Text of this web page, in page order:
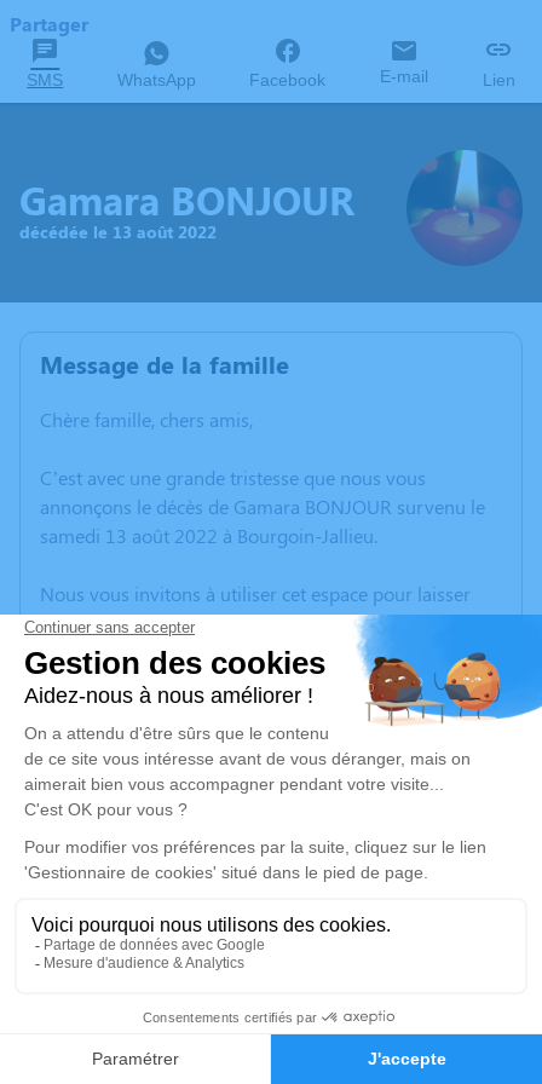
Faire-part Hommages
Partager
SMS WhatsApp Facebook E-mail Lien
Gamara BONJOUR
décédée le 13 août 2022
Message de la famille
Chère famille, chers amis,
C’est avec une grande tristesse que nous vous
annonçons le décès de Gamara BONJOUR survenu le
samedi 13 août 2022 à Bourgoin-Jallieu.
Nous vous invitons à utiliser cet espace pour laisser
vos condoléances, partager des photos souvenirs, une
anecdote ou exprimer vos pensées à travers des
poèmes ou des textes. Cet endroit est un lieu
d'expression dédié à honorer la mémoire de Gamara
BONJOUR.
Un service de plantation d’arbre hommage est
disponible ici.
Je rends hommage
Cérémonie
CENTRE FUNERAIRE BOUDRIER 31 Rue Lavoisier
38300 Bourgoin Jallieu